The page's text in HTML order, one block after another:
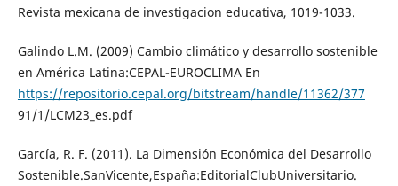
Revista mexicana de investigacion educativa, 1019-1033.
Galindo L.M. (2009) Cambio climático y desarrollo sostenible
en América Latina:CEPAL-EUROCLIMA En
https://repositorio.cepal.org/bitstream/handle/11362/377
91/1/LCM23_es.pdf
García, R. F. (2011). La Dimensión Económica del Desarrollo
Sostenible.SanVicente,España:EditorialClubUniversitario.